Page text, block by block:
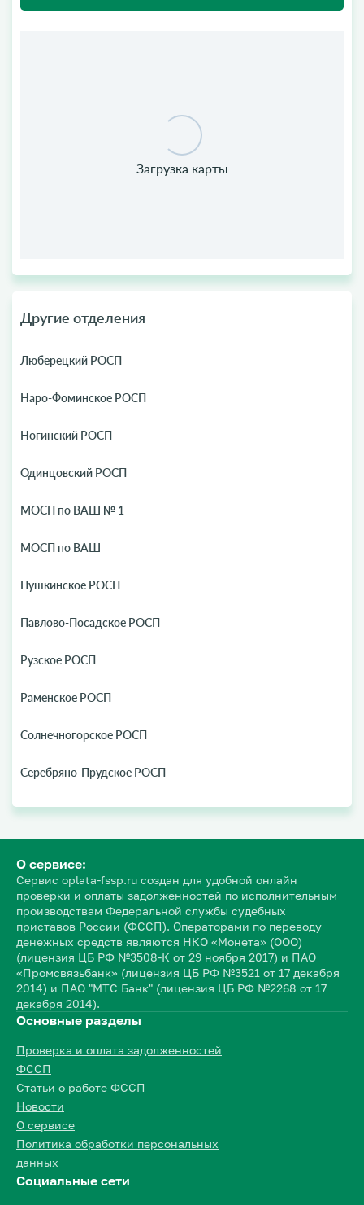
Другие отделения
Люберецкий РОСП
Наро-Фоминское РОСП
Ногинский РОСП
Одинцовский РОСП
МОСП по ВАШ № 1
МОСП по ВАШ
Пушкинское РОСП
Павлово-Посадское РОСП
Рузское РОСП
Раменское РОСП
Солнечногорское РОСП
Серебряно-Прудское РОСП
О сервисе:
Сервис oplata-fssp.ru создан для удобной онлайн
проверки и оплаты задолженностей по исполнительным
производствам Федеральной службы судебных
приставов России (ФССП). Операторами по переводу
денежных средств являются НКО «Монета» (ООО)
(лицензия ЦБ РФ №3508-К от 29 ноября 2017) и ПАО
«Промсвязьбанк» (лицензия ЦБ РФ №3521 от 17 декабря
2014) и ПАО "МТС Банк" (лицензия ЦБ РФ №2268 от 17
декабря 2014).
Основные разделы
Проверка и оплата задолженностей
ФССП
Статьи о работе ФССП
Новости
О сервисе
Политика обработки персональных
данных
Социальные сети